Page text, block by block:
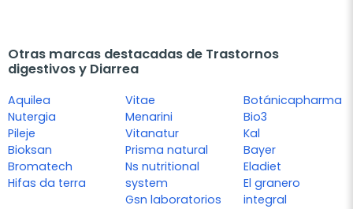
Otras marcas destacadas de Trastornos
digestivos y Diarrea
Aquilea
Nutergia
Pileje
Bioksan
Bromatech
Hifas da terra
Vitae
Menarini
Vitanatur
Prisma natural
Ns nutritional
system
Gsn laboratorios
Botánicapharma
Bio3
Kal
Bayer
Eladiet
El granero
integral